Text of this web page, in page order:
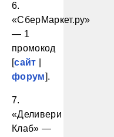
6.
«СберМаркет.ру»
— 1
промокод
[сайт
форум].
7.
«Деливери
Клаб» —